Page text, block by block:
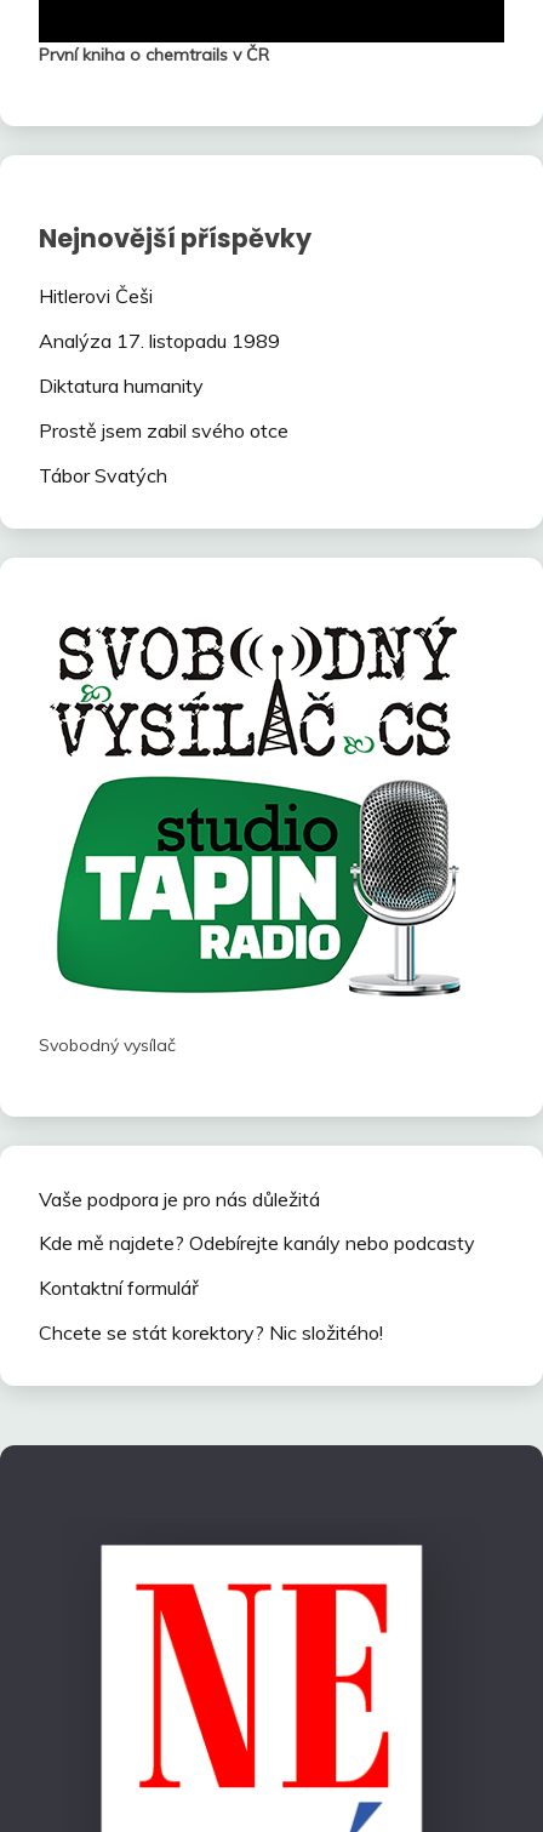
První kniha o chemtrails v ČR
Nejnovější příspěvky
Hitlerovi Češi
Analýza 17. listopadu 1989
Diktatura humanity
Prostě jsem zabil svého otce
Tábor Svatých
Svobodný vysílač
Vaše podpora je pro nás důležitá
Kde mě najdete? Odebírejte kanály nebo podcasty
Kontaktní formulář
Chcete se stát korektory? Nic složitého!